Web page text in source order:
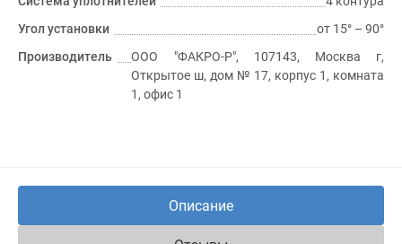
Угол установки
от 15° – 90°
Производитель
ООО "ФАКРО-Р", 107143, Москва г,
Открытое ш, дом № 17, корпус 1, комната
1, офис 1
Описание